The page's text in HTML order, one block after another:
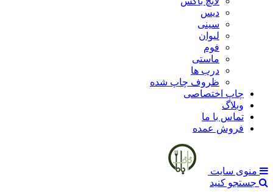
دیس
سینی
لیوان
فوم
ماستی
درب ها
ظروف چاپ شده
چاپ اختصاصی
وبلاگ
تماس با ما
فروش عمده
منوی سایت
جستجو کنید